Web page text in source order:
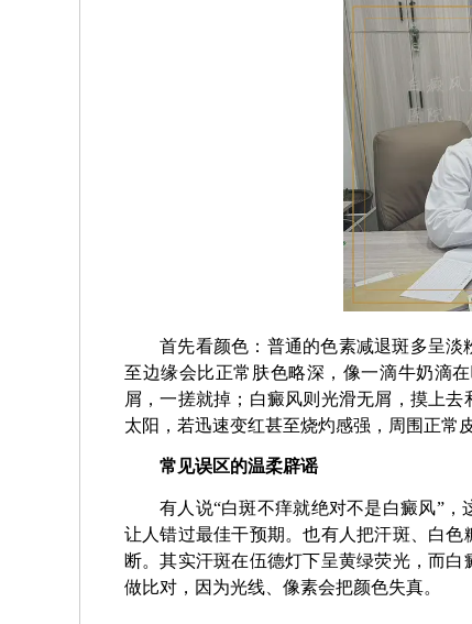
首先看颜色：普通的色素减退斑多呈
至边缘会比正常肤色略深，像一滴牛奶滴
屑，一搓就掉；白癜风则光滑无屑，摸上
太阳，若迅速变红甚至烧灼感强，周围正常
常见误区的温柔辟谣
有人说“白斑不痒就绝对不是白癜风”
让人错过最佳干预期。也有人把汗斑、白
断。其实汗斑在伍德灯下呈黄绿荧光，而
做比对，因为光线、像素会把颜色失真。